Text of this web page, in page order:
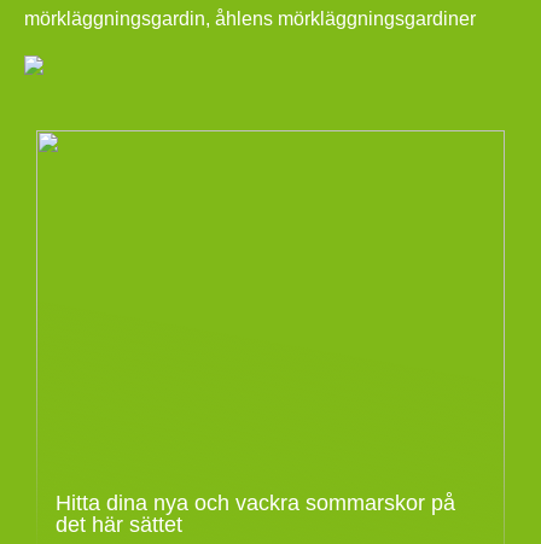
mörkläggningsgardin, åhlens mörkläggningsgardiner
Hitta dina nya och vackra sommarskor på
det här sättet